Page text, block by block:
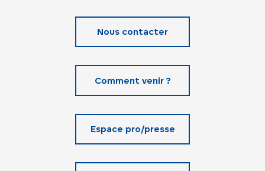
Nous contacter
Comment venir ?
Espace pro/presse